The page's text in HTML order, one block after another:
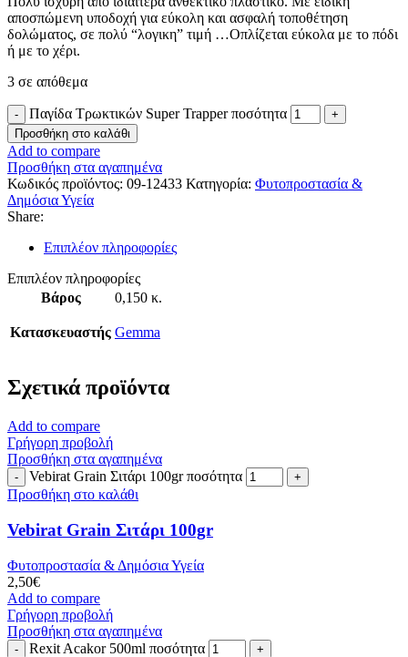
αποσπώμενη υποδοχή για εύκολη και ασφαλή τοποθέτηση
δολώματος, σε πολύ “λογικη” τιμή …Οπλίζεται εύκολα με το πόδι
ή με το χέρι.
3 σε απόθεμα
Παγίδα Τρωκτικών Super Trapper ποσότητα
Προσθήκη στο καλάθι
Add to compare
Προσθήκη στα αγαπημένα
Κωδικός προϊόντος: 09-12433 Κατηγορία: Φυτοπροστασία &
Δημόσια Υγεία
Share:
Επιπλέον πληροφορίες
Επιπλέον πληροφορίες
Βάρος
0,150 κ.
Κατασκευαστής Gemma
Σχετικά προϊόντα
Add to compare
Γρήγορη προβολή
Προσθήκη στα αγαπημένα
Vebirat Grain Σιτάρι 100gr ποσότητα
Προσθήκη στο καλάθι
Vebirat Grain Σιτάρι 100gr
Φυτοπροστασία & Δημόσια Υγεία
2,50€
Add to compare
Γρήγορη προβολή
Προσθήκη στα αγαπημένα
Rexit Acakor 500ml ποσότητα